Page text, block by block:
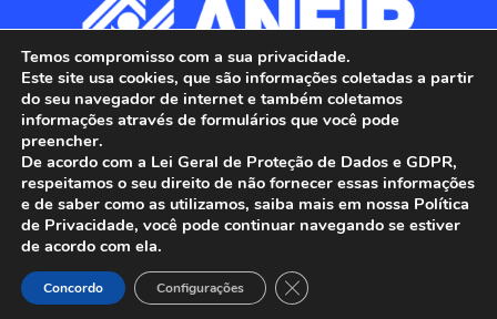
ANFIP - Associação Nacional dos Auditores
Fiscais da Receita Federal do Brasil.
Todos os Direitos Reservados.
Temos compromisso com a sua privacidade.
Este site usa cookies, que são informações coletadas a partir
do seu navegador de internet e também coletamos
informações através de formulários que você pode
preencher.
De acordo com a Lei Geral de Proteção de Dados e GDPR,
respeitamos o seu direito de não fornecer essas informações
e de saber como as utilizamos, saiba mais em nossa Política
de Privacidade, você pode continuar navegando se estiver
de acordo com ela.
Concordo Configurações Close GDPR Cookie Banner